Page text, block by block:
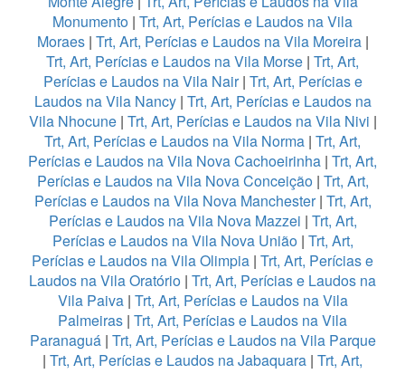
Monumento | Trt, Art, Perícias e Laudos na Vila
Moraes| Trt, Art, Perícias e Laudos na Vila Moreira|
Trt, Art, Perícias e Laudos na Vila Morse | Trt, Art,
Perícias e Laudos na Vila Nair| Trt, Art, Perícias e
Laudos na Vila Nancy| Trt, Art, Perícias e Laudos na
Vila Nhocune| Trt, Art, Perícias e Laudos na Vila Nivi |
Trt, Art, Perícias e Laudos na Vila Norma | Trt, Art,
Perícias e Laudos na Vila Nova Cachoeirinha | Trt, Art,
Perícias e Laudos na Vila Nova Conceição| Trt, Art,
Perícias e Laudos na Vila Nova Manchester| Trt, Art,
Perícias e Laudos na Vila Nova Mazzei | Trt, Art,
Perícias e Laudos na Vila Nova União| Trt, Art,
Perícias e Laudos na Vila Olimpia | Trt, Art, Perícias e
Laudos na Vila Oratório | Trt, Art, Perícias e Laudos na
Vila Paiva| Trt, Art, Perícias e Laudos na Vila
Palmeiras | Trt, Art, Perícias e Laudos na Vila
Paranaguá| Trt, Art, Perícias e Laudos na Vila Parque
| Trt, Art, Perícias e Laudos na Jabaquara | Trt, Art,